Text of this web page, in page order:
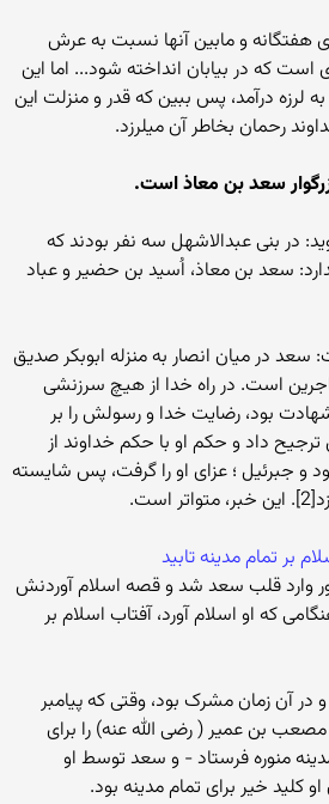
هفت‏گانه و مابین آنها نسبت به عرش
است که در بیابان انداخته شود... اما این
درآمد، پس ببین که قدر و منزلت این
رحمان بخاطر آن می‏لرزد.
سعد بن معاذ است.
در بنی عبدالاشهل سه نفر بودند که
سعد بن معاذ، اُسید بن حضیر و عباد
سعد در میان انصار به منزله ابوبکر صدیق
است. در راه خدا از هیچ سرزنشی
بود، رضایت خدا و رسولش را بر
داد و حکم او با حکم خداوند از
و جبرئیل ؛ عزای او را گرفت، پس شایسته
بر تمام مدینه تابید
نور وارد قلب سعد شد و قصه اسلام آوردنش
که او اسلام آورد، آفتاب اسلام بر
آن زمان مشرک بود، وقتی که پیامبر
بن عمیر ( رضی الله عنه) را برای
منوره فرستاد - و سعد توسط او
کلید خیر برای تمام مدینه بود.